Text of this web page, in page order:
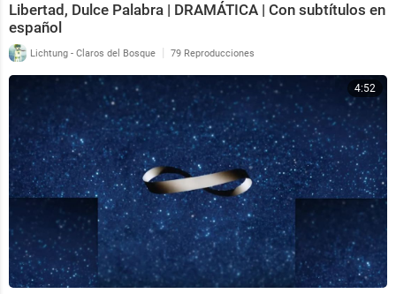
Libertad, Dulce Palabra | DRAMÁTICA | Con subtítulos en
español
Lichtung - Claros del Bosque | 79 Reproducciones
4:52